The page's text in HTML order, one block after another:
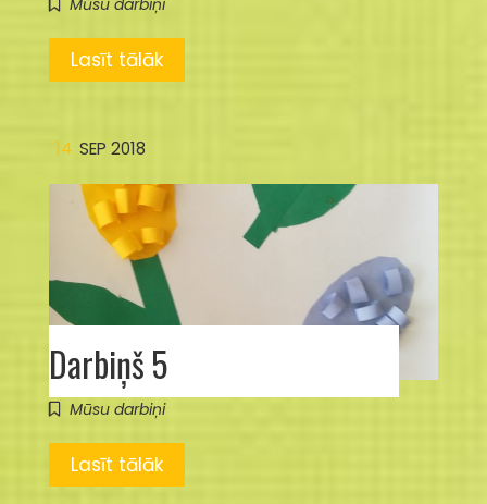
Mūsu darbiņi
Lasīt tālāk
14 SEP 2018
Darbiņš 5
Mūsu darbiņi
Lasīt tālāk